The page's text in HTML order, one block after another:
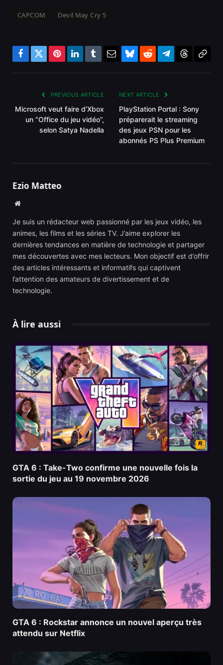
CAPCOM Devil May Cry 5
Facebook
TwitterPinterestLinkedInTumblrEmailBlueskyRedditTelegram
PREVIOUS ARTICLE
Microsoft veut faire d’Xbox
un “Office du jeu vidéo”,
selon Satya Nadella
NEXT ARTICLE
PlayStation Portal : Sony
préparerait le streaming
des jeux PSN pour les
abonnés PS Plus Premium
Ezio Matteo
Website
Je suis un rédacteur web passionné par les jeux vidéo, les
animes, les films et les séries TV. J’aime explorer les
dernières tendances en matière de technologie et partager
mes découvertes avec mes lecteurs. Mon objectif est d’offrir
des articles intéressants et informatifs qui captivent
l’attention des amateurs de divertissement et de
technologie.
À lire aussi
GTA 6 : Take-Two confirme une nouvelle fois la
sortie du jeu au 19 novembre 2026
GTA 6 : Rockstar annonce un nouvel aperçu très
attendu sur Netflix